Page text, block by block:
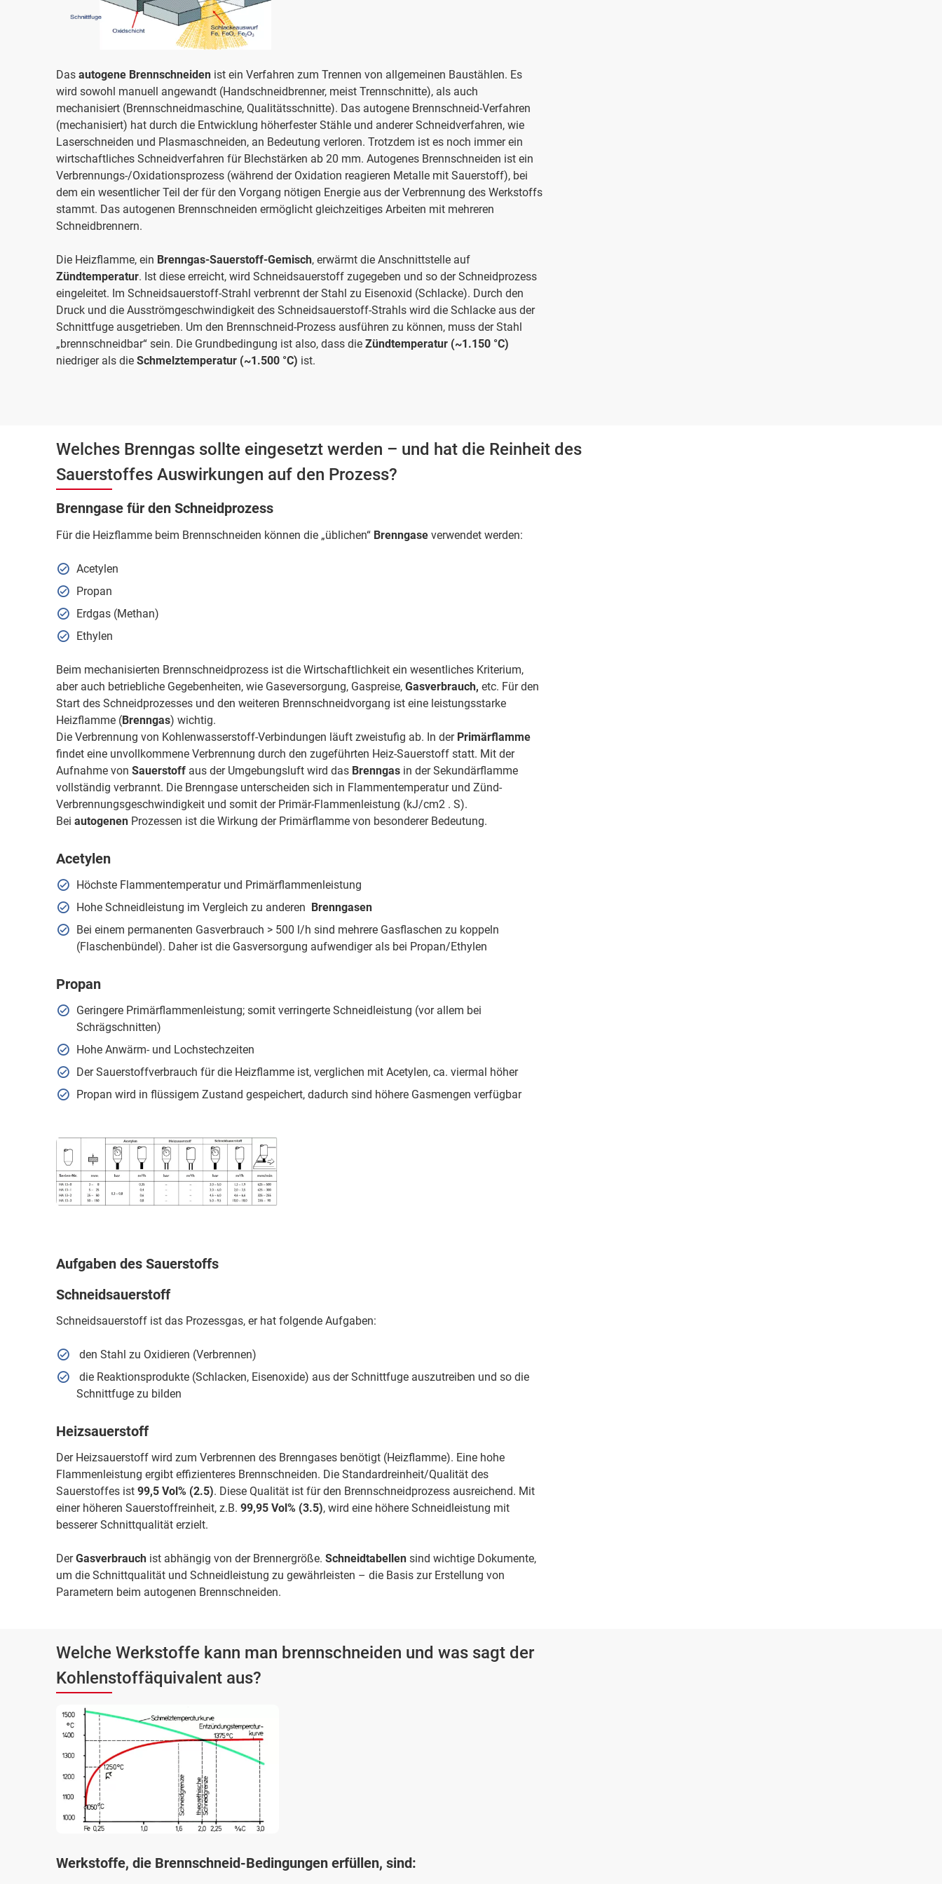
Das autogene Brennschneiden ist ein Verfahren zum Trennen von allgemeinen Baustählen. Es
wird sowohl manuell angewandt (Handschneidbrenner, meist Trennschnitte), als auch
mechanisiert (Brennschneidmaschine, Qualitätsschnitte). Das autogene Brennschneid-Verfahren
(mechanisiert) hat durch die Entwicklung höherfester Stähle und anderer Schneidverfahren, wie
Laserschneiden und Plasmaschneiden, an Bedeutung verloren. Trotzdem ist es noch immer ein
wirtschaftliches Schneidverfahren für Blechstärken ab 20 mm. Autogenes Brennschneiden ist ein
Verbrennungs-/Oxidationsprozess (während der Oxidation reagieren Metalle mit Sauerstoff), bei
dem ein wesentlicher Teil der für den Vorgang nötigen Energie aus der Verbrennung des Werkstoffs
stammt. Das autogenen Brennschneiden ermöglicht gleichzeitiges Arbeiten mit mehreren
Schneidbrennern.
Die Heizflamme, ein Brenngas-Sauerstoff-Gemisch, erwärmt die Anschnittstelle auf
Zündtemperatur. Ist diese erreicht, wird Schneidsauerstoff zugegeben und so der Schneidprozess
eingeleitet. Im Schneidsauerstoff-Strahl verbrennt der Stahl zu Eisenoxid (Schlacke). Durch den
Druck und die Ausströmgeschwindigkeit des Schneidsauerstoff-Strahls wird die Schlacke aus der
Schnittfuge ausgetrieben. Um den Brennschneid-Prozess ausführen zu können, muss der Stahl
„brennschneidbar“ sein. Die Grundbedingung ist also, dass die Zündtemperatur (~1.150 °C)
niedriger als die Schmelztemperatur (~1.500 °C) ist.
Welches Brenngas sollte eingesetzt werden – und hat die Reinheit des
Sauerstoffes Auswirkungen auf den Prozess?
Brenngase für den Schneidprozess
Für die Heizflamme beim Brennschneiden können die „üblichen“ Brenngase verwendet werden:
Acetylen
Propan
Erdgas (Methan)
Ethylen
Beim mechanisierten Brennschneidprozess ist die Wirtschaftlichkeit ein wesentliches Kriterium,
aber auch betriebliche Gegebenheiten, wie Gaseversorgung, Gaspreise, Gasverbrauch, etc. Für den
Start des Schneidprozesses und den weiteren Brennschneidvorgang ist eine leistungsstarke
Heizflamme (Brenngas) wichtig.
Die Verbrennung von Kohlenwasserstoff-Verbindungen läuft zweistufig ab. In der Primärflamme
findet eine unvollkommene Verbrennung durch den zugeführten Heiz-Sauerstoff statt. Mit der
Aufnahme von Sauerstoff aus der Umgebungsluft wird das Brenngas in der Sekundärflamme
vollständig verbrannt. Die Brenngase unterscheiden sich in Flammentemperatur und Zünd-
Verbrennungsgeschwindigkeit und somit der Primär-Flammenleistung (kJ/cm2 . S).
Bei autogenen Prozessen ist die Wirkung der Primärflamme von besonderer Bedeutung.
Acetylen
Höchste Flammentemperatur und Primärflammenleistung
Hohe Schneidleistung im Vergleich zu anderen Brenngasen
Bei einem permanenten Gasverbrauch > 500 l/h sind mehrere Gasflaschen zu koppeln
(Flaschenbündel). Daher ist die Gasversorgung aufwendiger als bei Propan/Ethylen
Propan
Geringere Primärflammenleistung; somit verringerte Schneidleistung (vor allem bei
Schrägschnitten)
Hohe Anwärm- und Lochstechzeiten
Der Sauerstoffverbrauch für die Heizflamme ist, verglichen mit Acetylen, ca. viermal höher
Propan wird in flüssigem Zustand gespeichert, dadurch sind höhere Gasmengen verfügbar
Aufgaben des Sauerstoffs
Schneidsauerstoff
Schneidsauerstoff ist das Prozessgas, er hat folgende Aufgaben:
den Stahl zu Oxidieren (Verbrennen)
die Reaktionsprodukte (Schlacken, Eisenoxide) aus der Schnittfuge auszutreiben und so die
Schnittfuge zu bilden
Heizsauerstoff
Der Heizsauerstoff wird zum Verbrennen des Brenngases benötigt (Heizflamme). Eine hohe
Flammenleistung ergibt effizienteres Brennschneiden. Die Standardreinheit/Qualität des
Sauerstoffes ist 99,5 Vol% (2.5). Diese Qualität ist für den Brennschneidprozess ausreichend. Mit
einer höheren Sauerstoffreinheit, z.B. 99,95 Vol% (3.5), wird eine höhere Schneidleistung mit
besserer Schnittqualität erzielt.
DerGasverbrauch ist abhängig von der Brennergröße. Schneidtabellen sind wichtige Dokumente,
um die Schnittqualität und Schneidleistung zu gewährleisten – die Basis zur Erstellung von
Parametern beim autogenen Brennschneiden.
Welche Werkstoffe kann man brennschneiden und was sagt der
Kohlenstoffäquivalent aus?
Werkstoffe, die Brennschneid-Bedingungen erfüllen, sind: